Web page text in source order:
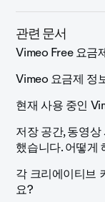
관련 문서
Vimeo Free 요금
Vimeo 요금제 정
현재 사용 중인
저장 공간, 동영
했습니다. 어떻게
각 크리에이티브
요?